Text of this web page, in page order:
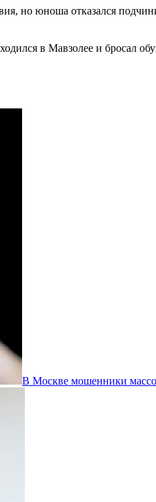
но юноша отказался
в Мавзолее и бросал
В Москве мошенники